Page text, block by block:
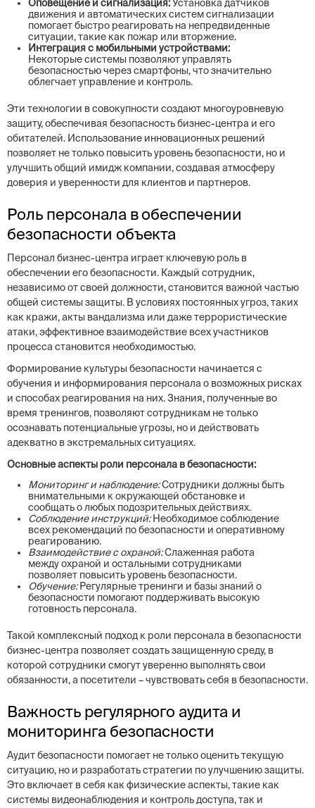
Оповещение и сигнализация: Установка датчиков
движения и автоматических систем сигнализации
помогает быстро реагировать на непредвиденные
ситуации, такие как пожар или вторжение.
Интеграция с мобильными устройствами:
Некоторые системы позволяют управлять
безопасностью через смартфоны, что значительно
облегчает управление и контроль.
Эти технологии в совокупности создают многоуровневую
защиту, обеспечивая безопасность бизнес-центра и его
обитателей. Использование инновационных решений
позволяет не только повысить уровень безопасности, но и
улучшить общий имидж компании, создавая атмосферу
доверия и уверенности для клиентов и партнеров.
Роль персонала в обеспечении
безопасности объекта
Персонал бизнес-центра играет ключевую роль в
обеспечении его безопасности. Каждый сотрудник,
независимо от своей должности, становится важной частью
общей системы защиты. В условиях постоянных угроз, таких
как кражи, акты вандализма или даже террористические
атаки, эффективное взаимодействие всех участников
процесса становится необходимостью.
Формирование культуры безопасности начинается с
обучения и информирования персонала о возможных рисках
и способах реагирования на них. Знания, полученные во
время тренингов, позволяют сотрудникам не только
осознавать потенциальные угрозы, но и действовать
адекватно в экстремальных ситуациях.
Основные аспекты роли персонала в безопасности:
Мониторинг и наблюдение:Сотрудники должны быть
внимательными к окружающей обстановке и
сообщать о любых подозрительных действиях.
Соблюдение инструкций:Необходимое соблюдение
всех рекомендаций по безопасности и оперативному
реагированию.
Взаимодействие с охраной:Слаженная работа
между охраной и остальными сотрудниками
позволяет повысить уровень безопасности.
Обучение:Регулярные тренинги и базы знаний о
безопасности помогают поддерживать высокую
готовность персонала.
Такой комплексный подход к роли персонала в безопасности
бизнес-центра позволяет создать защищенную среду, в
которой сотрудники смогут уверенно выполнять свои
обязанности, а посетители – чувствовать себя в безопасности.
Важность регулярного аудита и
мониторинга безопасности
Аудит безопасности помогает не только оценить текущую
ситуацию, но и разработать стратегии по улучшению защиты.
Это включает в себя как физические аспекты, такие как
системы видеонаблюдения и контроль доступа, так и